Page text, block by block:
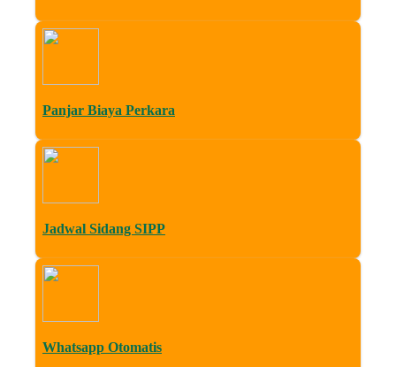
Panjar Biaya Perkara
Jadwal Sidang SIPP
Whatsapp Otomatis